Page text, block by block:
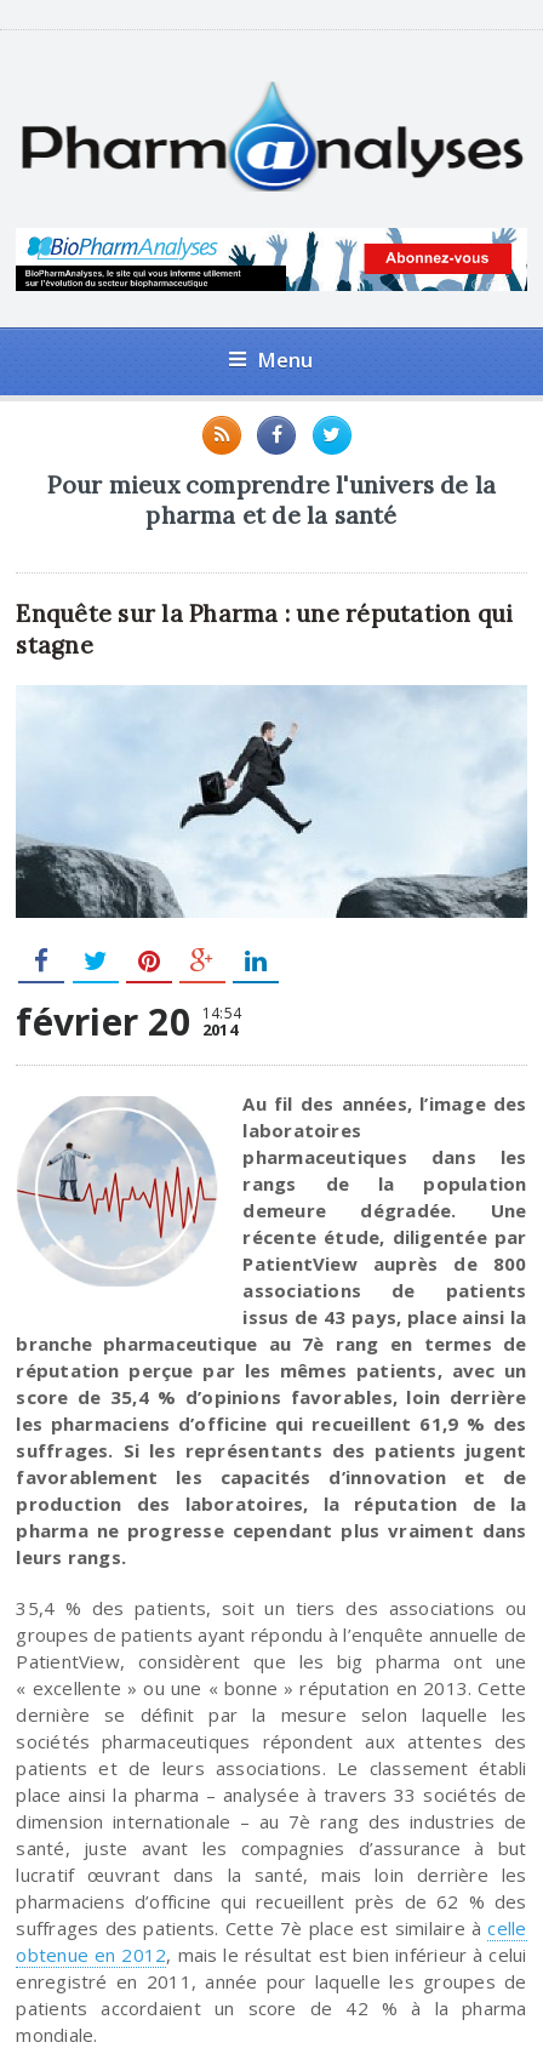
Menu
Pour mieux comprendre l'univers de la
pharma et de la santé
Enquête sur la Pharma : une réputation qui
stagne
février 20 14:54
2014
Au fil des années, l’image des
laboratoires
pharmaceutiques dans les
rangs de la population
demeure dégradée. Une
récente étude, diligentée par
PatientView auprès de 800
associations de patients
issus de 43 pays, place ainsi la
branche pharmaceutique au 7è rang en termes de
réputation perçue par les mêmes patients, avec un
score de 35,4 % d’opinions favorables, loin derrière
les pharmaciens d’officine qui recueillent 61,9 % des
suffrages. Si les représentants des patients jugent
favorablement les capacités d’innovation et de
production des laboratoires, la réputation de la
pharma ne progresse cependant plus vraiment dans
leurs rangs.
35,4 % des patients, soit un tiers des associations ou
groupes de patients ayant répondu à l’enquête annuelle de
PatientView, considèrent que les big pharma ont une
« excellente » ou une « bonne » réputation en 2013. Cette
dernière se définit par la mesure selon laquelle les
sociétés pharmaceutiques répondent aux attentes des
patients et de leurs associations. Le classement établi
place ainsi la pharma – analysée à travers 33 sociétés de
dimension internationale – au 7è rang des industries de
santé, juste avant les compagnies d’assurance à but
lucratif œuvrant dans la santé, mais loin derrière les
pharmaciens d’officine qui recueillent près de 62 % des
suffrages des patients. Cette 7è place est similaire àcelle
obtenue en 2012, mais le résultat est bien inférieur à celui
enregistré en 2011, année pour laquelle les groupes de
patients accordaient un score de 42 % à la pharma
mondiale.